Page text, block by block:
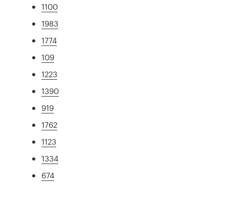
1100
1983
1774
109
1223
1390
919
1762
1123
1334
674